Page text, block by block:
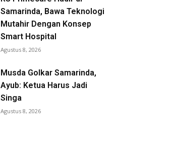
Samarinda, Bawa Teknologi
Mutahir Dengan Konsep
Smart Hospital
Agustus 8, 2026
Musda Golkar Samarinda,
Ayub: Ketua Harus Jadi
Singa
Agustus 8, 2026